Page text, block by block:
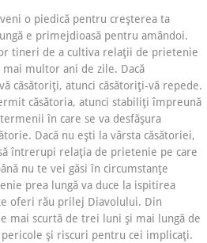
o piedică pentru creşterea ta
e primejdioasă pentru amândoi.
tineri de a cultiva relaţii de prietenie
mai multor ani de zile. Dacă
căsătoriţi, atunci căsătoriţi-vă repede.
căsătoria, atunci stabiliţi împreună
în care se va desfăşura
Dacă nu eşti la vârsta căsătoriei,
întrerupi relaţia de prietenie pe care
nu te vei găsi în circumstanţe
prea lungă va duce la ispitirea
oferi rău prilej Diavolului. Din
mai scurtă de trei luni şi mai lungă de
şi riscuri pentru cei implicaţi.